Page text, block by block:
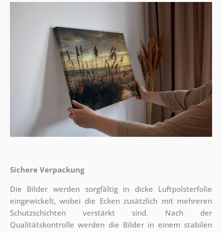
Sichere Verpackung
Die Bilder werden sorgfältig in dicke Luftpolsterfolie
eingewickelt, wobei die Ecken zusätzlich mit mehreren
Schutzschichten verstärkt sind. Nach der
Qualitätskontrolle werden die Bilder in einem stabilen